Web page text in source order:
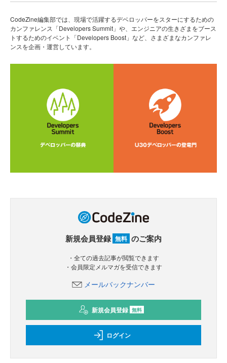
CodeZine編集部では、現場で活躍するデベロッパーをスターにするための
カンファレンス「Developers Summit」や、エンジニアの生きざまをブース
トするためのイベント「Developers Boost」など、さまざまなカンファレ
ンスを企画・運営しています。
新規会員登録 無料 のご案内
・全ての過去記事が閲覧できます
・会員限定メルマガを受信できます
メールバックナンバー
新規会員登録 無料
ログイン